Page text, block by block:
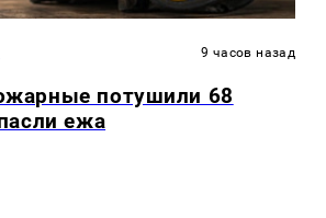
9 часов назад
потушили 68
ежа